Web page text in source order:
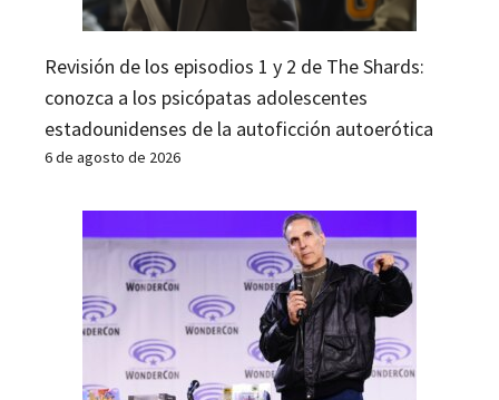
Revisión de los episodios 1 y 2 de The Shards:
conozca a los psicópatas adolescentes
estadounidenses de la autoficción autoerótica
6 de agosto de 2026